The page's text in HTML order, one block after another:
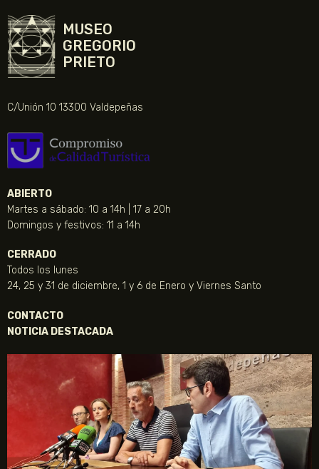
MUSEO
GREGORIO
PRIETO
C/Unión 10 13300 Valdepeñas
ABIERTO
Martes a sábado: 10 a 14h | 17 a 20h
Domingos y festivos: 11 a 14h
CERRADO
Todos los lunes
24, 25 y 31 de diciembre, 1 y 6 de Enero y Viernes Santo
CONTACTO
NOTICIA DESTACADA